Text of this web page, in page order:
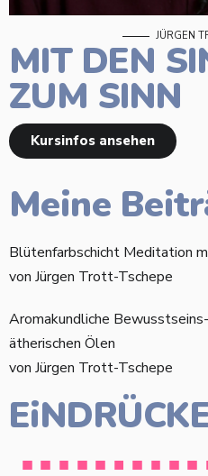
JÜRGEN
MIT DEN
ZUM SINN
Kursinfos ansehen
Meine
Blütenfarbschicht Meditation
von Jürgen Trott-Tschepe
Aromakundliche
ätherischen Ölen
von Jürgen Trott-Tschepe